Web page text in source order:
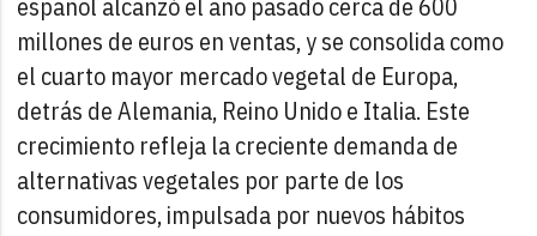
millones de euros en ventas, y se consolida como
el cuarto mayor mercado vegetal de Europa,
detrás de Alemania, Reino Unido e Italia. Este
crecimiento refleja la creciente demanda de
alternativas vegetales por parte de los
consumidores, impulsada por nuevos hábitos